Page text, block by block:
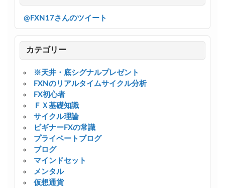
@FXN17さんのツイート
カテゴリー
※天井・底シグナルプレゼント
FXNのリアルタイムサイクル分析
FX初心者
ＦＸ基礎知識
サイクル理論
ビギナーFXの常識
プライベートブログ
ブログ
マインドセット
メンタル
仮想通貨